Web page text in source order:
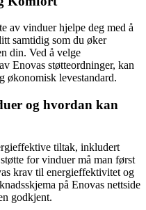
av vinduer hjelpe deg med å
samtidig som du øker
din. Ved å velge
Enovas støtteordninger, kan
økonomisk levestandard.
og hvordan kan
tiltak, inkludert
for vinduer må man først
krav til energieffektivitet og
på Enovas nettside
godkjent.